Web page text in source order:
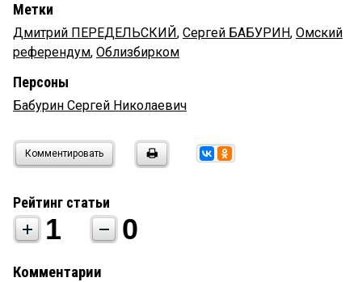
Метки
Дмитрий ПЕРЕДЕЛЬСКИЙ, Сергей БАБУРИН, Омский
референдум, Облизбирком
Персоны
Бабурин Сергей Николаевич
Комментировать
Рейтинг статьи
1 0
Комментарии